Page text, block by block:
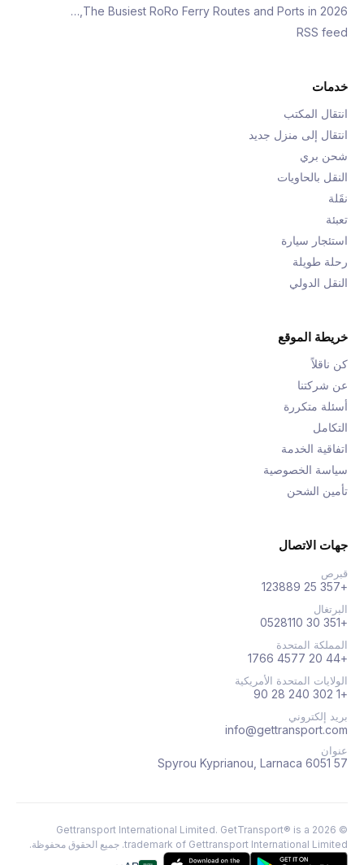
The Busiest RoRo Ferry Routes and Ports in 2026,…
RSS feed
خدمات
انتقال المكتب
انتقال إلى منزل جديد
شحن بري
النقل بالحاويات
نقَلة
تعبئة
استئجار سيارة
رحلة طويلة
النقل الدولي
خريطة الموقع
كن ناقلاً
عن شركتنا
أسئلة متكررة
التكامل
اتفاقية الخدمة
سياسة الخصوصية
تأمين الشحن
جهات الاتصال
قبرص
+357 25 123889
البرتغال
+351 30 0528110
المملكة المتحدة
+44 20 4577 1766
الولايات المتحدة الأمريكية
+1 302 240 28 90
بريد إلكتروني
info@gettransport.com
عنوان
57 Spyrou Kyprianou, Larnaca 6051
©
2026
Gettransport International Limited. GetTransport® is a
trademark of Gettransport International Limited. جميع الحقوق محفوظة.